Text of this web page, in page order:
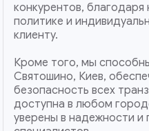
конкурентов,
политике и
клиенту.
Кроме того, мы
Святошино, Киев,
безопасность всех
доступна в любом
уверены в надежности